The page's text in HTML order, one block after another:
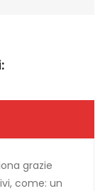
grazie
come: un